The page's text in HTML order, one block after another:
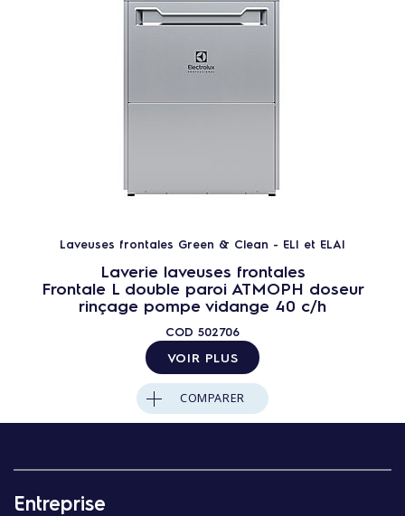
Laveuses frontales Green & Clean - ELI et ELAI
Laverie laveuses frontales
Frontale L double paroi ATMOPH doseur
rinçage pompe vidange 40 c/h
COD 502706
VOIR PLUS
COMPARER
Entreprise